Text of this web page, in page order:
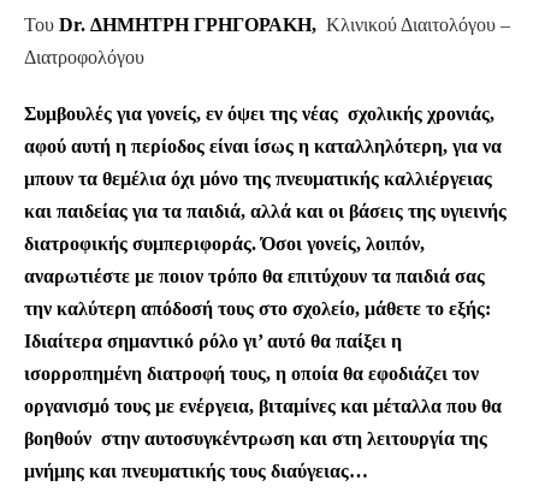
Του Dr. ΔΗΜΗΤΡΗ ΓΡΗΓΟΡΑΚΗ, Κλινικού Διαιτολόγου –
Διατροφολόγου
Συμβουλές για γονείς, εν όψει της νέας σχολικής χρονιάς,
αφού αυτή η περίοδος είναι ίσως η καταλληλότερη, για να
μπουν τα θεμέλια όχι μόνο της πνευματικής καλλιέργειας
και παιδείας για τα παιδιά, αλλά και οι βάσεις της υγιεινής
διατροφικής συμπεριφοράς. Όσοι γονείς, λοιπόν,
αναρωτιέστε με ποιον τρόπο θα επιτύχουν τα παιδιά σας
την καλύτερη απόδοσή τους στο σχολείο, μάθετε το εξής:
Ιδιαίτερα σημαντικό ρόλο γι’ αυτό θα παίξει η
ισορροπημένη διατροφή τους, η οποία θα εφοδιάζει τον
οργανισμό τους με ενέργεια, βιταμίνες και μέταλλα που θα
βοηθούν στην αυτοσυγκέντρωση και στη λειτουργία της
μνήμης και πνευματικής τους διαύγειας…